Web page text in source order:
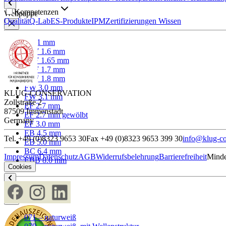
Wellpappe
F 1.1 mm
MW 1.6 mm
MW 1.65 mm
MW 1.7 mm
MW 1.8 mm
FW 3.0 mm
FW 3.1 mm
EF 2.7 mm
EF 2.7 mm gewölbt
EF 3.0 mm
EB 4.5 mm
EB 5.0 mm
BC 6.4 mm
EBB 8.0 mm
Wabe
071 – naturweiß
Kompetenzen
QualitätQ-LabES-ProdukteIPMZertifizierungen Wissen
KLUG-CONSERVATION
Zollstraße 2
87509 Immenstadt
Germany
Tel. +49 (0)8323 9653 30Fax +49 (0)8323 9653 399 30info@klug-
ImpressumDatenschutzAGBWiderrufsbelehrungBarrierefreiheit
Cookies